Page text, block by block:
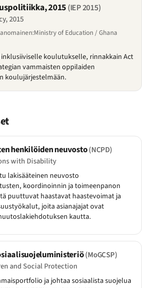
2015(IEP 2015)
2015
of Education / Ghana
koulutukselle, rinnakkain Act
vammaisten oppilaiden
koulujärjestelmään.
henkilöiden neuvosto(NCPD)
with Disability
lakisääteinen neuvosto
koordinoinnin ja toimeenpanon
puuttuvat haastavat haastevoimat ja
joita asianajajat ovat
kautta.
(MoGCSP)
and Social Protection
ja johtaa sosiaalista suojelua